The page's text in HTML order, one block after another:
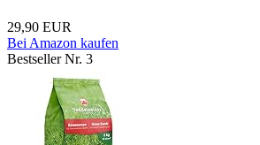
29,90 EUR
Bei Amazon kaufen
Bestseller Nr. 3